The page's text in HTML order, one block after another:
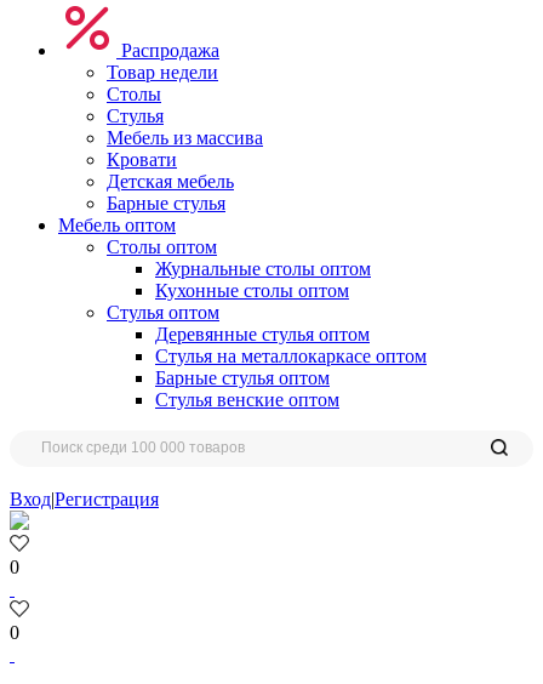
Распродажа
Товар недели
Столы
Стулья
Мебель из массива
Кровати
Детская мебель
Барные стулья
Мебель оптом
Столы оптом
Журнальные столы оптом
Кухонные столы оптом
Стулья оптом
Деревянные стулья оптом
Стулья на металлокаркасе оптом
Барные стулья оптом
Стулья венские оптом
Вход|Регистрация
0
0